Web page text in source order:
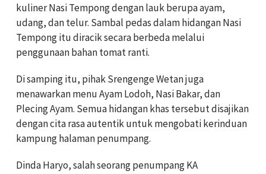
kuliner Nasi Tempong dengan lauk berupa ayam,
udang, dan telur. Sambal pedas dalam hidangan Nasi
Tempong itu diracik secara berbeda melalui
penggunaan bahan tomat ranti.
Di samping itu, pihak Srengenge Wetan juga
menawarkan menu Ayam Lodoh, Nasi Bakar, dan
Plecing Ayam. Semua hidangan khas tersebut disajikan
dengan cita rasa autentik untuk mengobati kerinduan
kampung halaman penumpang.
Dinda Haryo, salah seorang penumpang KA